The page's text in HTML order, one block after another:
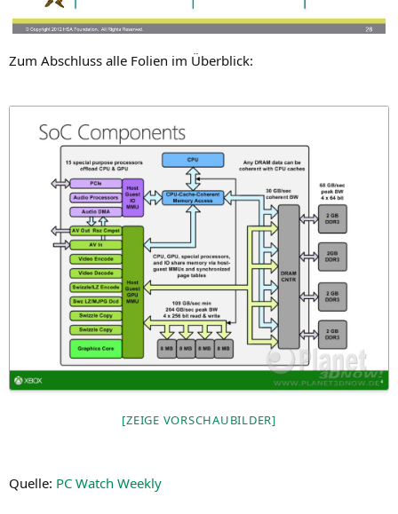
Zum Abschluss alle Foli­en im Überblick:
[ZEI­GE VORSCHAUBILDER]
Quel­le: PC Watch Weekly